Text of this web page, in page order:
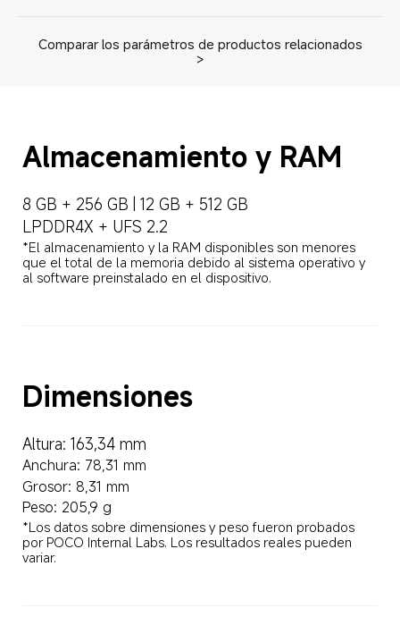
Comparar los parámetros de productos relacionados
>
Almacenamiento y RAM
8 GB + 256 GB | 12 GB + 512 GB
LPDDR4X + UFS 2.2
*El almacenamiento y la RAM disponibles son menores
que el total de la memoria debido al sistema operativo y
al software preinstalado en el dispositivo.
Dimensiones
Altura: 163,34 mm
Anchura: 78,31 mm
Grosor: 8,31 mm
Peso: 205,9 g
*Los datos sobre dimensiones y peso fueron probados
por POCO Internal Labs. Los resultados reales pueden
variar.